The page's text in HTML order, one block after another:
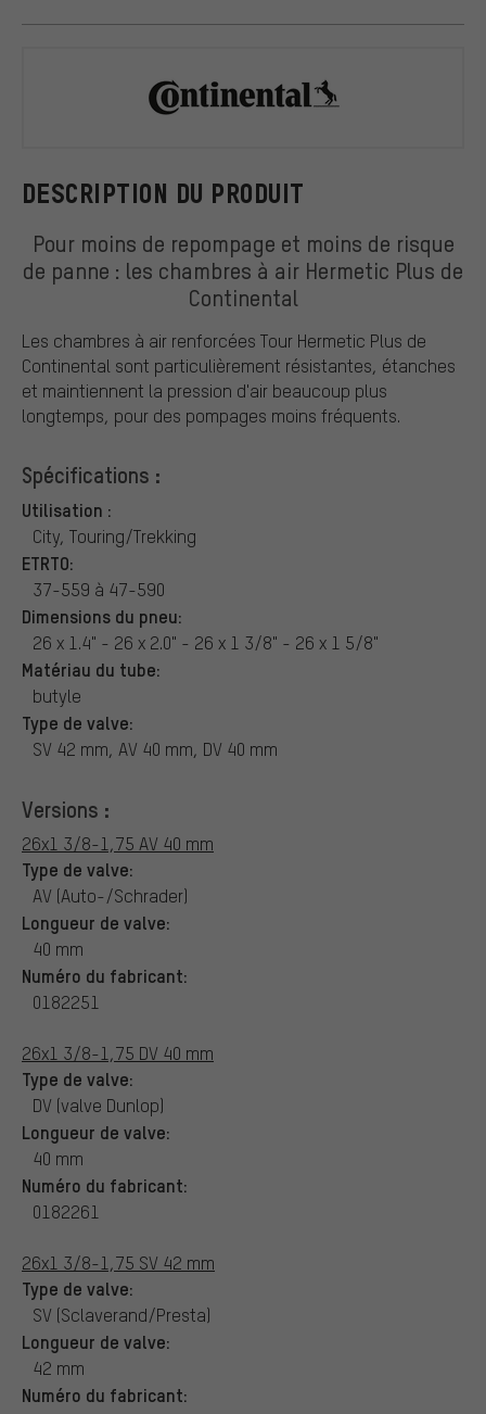
DESCRIPTION DU PRODUIT
Pour moins de repompage et moins de risque
de panne : les chambres à air Hermetic Plus de
Continental
Les chambres à air renforcées Tour Hermetic Plus de
Continental sont particulièrement résistantes, étanches
et maintiennent la pression d'air beaucoup plus
longtemps, pour des pompages moins fréquents.
Spécifications :
Utilisation :
City, Touring/Trekking
ETRTO:
37-559 à 47-590
Dimensions du pneu:
26 x 1.4" - 26 x 2.0" - 26 x 1 3/8" - 26 x 1 5/8"
Matériau du tube:
butyle
Type de valve:
SV 42 mm, AV 40 mm, DV 40 mm
Versions :
26x1 3/8-1,75 AV 40 mm
Type de valve:
AV (Auto-/Schrader)
Longueur de valve:
40 mm
Numéro du fabricant:
0182251
26x1 3/8-1,75 DV 40 mm
Type de valve:
DV (valve Dunlop)
Longueur de valve:
40 mm
Numéro du fabricant:
0182261
26x1 3/8-1,75 SV 42 mm
Type de valve:
SV (Sclaverand/Presta)
Longueur de valve:
42 mm
Numéro du fabricant: